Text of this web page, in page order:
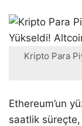
Kripto Para
Ethereum’un
saatlik